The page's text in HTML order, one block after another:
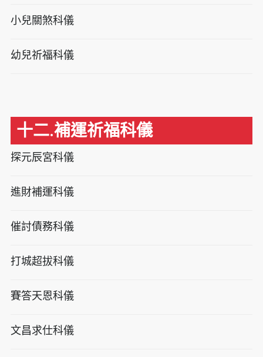
小兒關煞科儀
幼兒祈福科儀
十二.補運祈福科儀
探元辰宮科儀
進財補運科儀
催討債務科儀
打城超拔科儀
賽答天恩科儀
文昌求仕科儀